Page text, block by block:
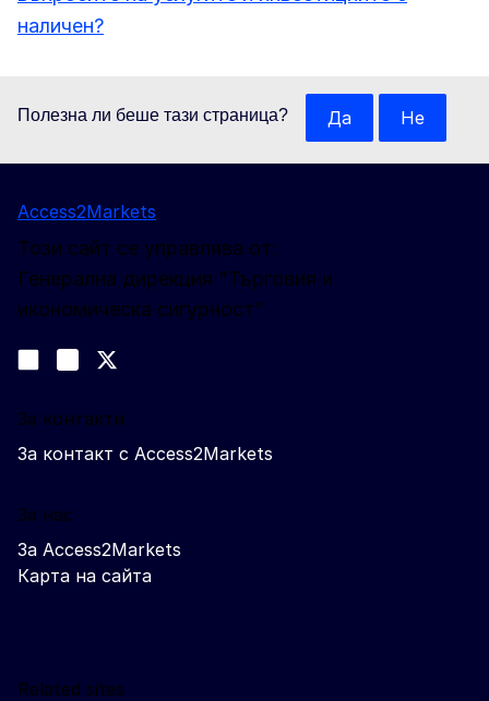
наличен?
Полезна ли беше тази страница? Да Не
Access2Markets
Този сайт се управлява от:
Генерална дирекция "Търговия и
икономическа сигурност"
Join us on LinkedIn
Trade-Off podcast
За контакти
За контакт с Access2Markets
За нас
За Access2Markets
Карта на сайта
Related sites